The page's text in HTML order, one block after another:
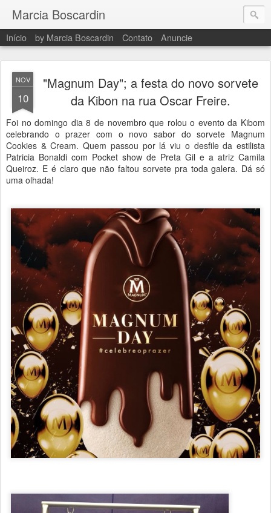
Marcia Boscardin
Início by Marcia Boscardin Contato Anuncie
NOV
10
"Magnum Day"; a festa do novo sorvete
da Kibon na rua Oscar Freire.
Foi no domingo dia 8 de novembro que rolou o evento da Kibom
celebrando o prazer com o novo sabor do sorvete Magnum
Cookies & Cream. Quem passou por lá viu o desfile da estilista
Patricia Bonaldi com Pocket show de Preta Gil e a atriz Camila
Queiroz. E é claro que não faltou sorvete pra toda galera. Dá só
uma olhada!